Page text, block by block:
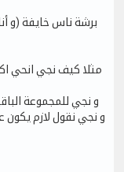
برشة ناس خايفة (و
مثلا كيف نجي انحي
و نجي للمجموعة
و نجي نقول لازم يكون